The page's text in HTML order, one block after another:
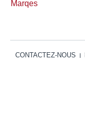
Marqes
CONTACTEZ-NOUS